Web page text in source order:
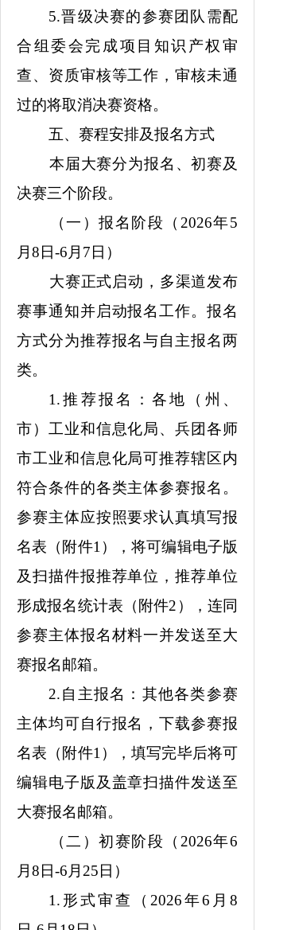
5.晋级决赛的参赛团队需配
合组委会完成项目知识产权审
查、资质审核等工作，审核未通
过的将取消决赛资格。​
五、赛程安排及报名方式
本届大赛分为报名、初赛及
决赛三个阶段。
（一）报名阶段（2026年5
月8日-6月7日）
大赛正式启动，多渠道发布
赛事通知并启动报名工作。报名
方式分为推荐报名与自主报名两
类。
1.推荐报名：各地（州、
市）工业和信息化局、兵团各师
市工业和信息化局可推荐辖区内
符合条件的各类主体参赛报名。
参赛主体应按照要求认真填写报
名表（附件1），将可编辑电子版
及扫描件报推荐单位，推荐单位
形成报名统计表（附件2），连同
参赛主体报名材料一并发送至大
赛报名邮箱。
2.自主报名：其他各类参赛
主体均可自行报名，下载参赛报
名表（附件1），填写完毕后将可
编辑电子版及盖章扫描件发送至
大赛报名邮箱。
（二）初赛阶段（2026年6
月8日-6月25日）
1.形式审查（2026年6月8